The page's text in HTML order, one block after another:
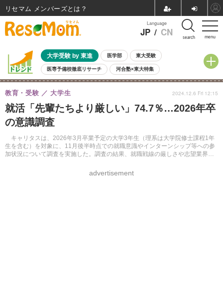
menu
Language
JP / CN search
大学受験 by 東進 医学部 東大受験
医専予備校徹底リサーチ 河合塾×東大特集
親子で考える大学選び 高校受験 中学受験 小学校受験
共通テスト 夏休み
8月開催イベント・WS 全国公立高校 過去問 人気記事
自由研究教材（小学生向け）
就活「先輩たちより厳しい」74.7％…2026年卒
の意識調査
キャリタスは、2026年3月卒業予定の大学3年生（理系は大学院修士課程1年
生を含む）を対象に、11月後半時点での就職意識やインターンシップ等への参
加状況について調査を実施した。調査の結果、就職戦線の厳しさや志望業界、
教育・受験 大学生
advertisement
2024.12.6 Fri 12:15
リセマム メンバーズ